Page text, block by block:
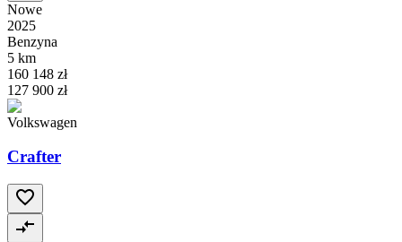
Nowe
2025
Benzyna
5 km
160 148 zł
127 900 zł
Volkswagen
Crafter